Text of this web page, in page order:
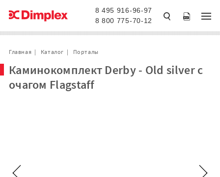
8 495 916-96-97
8 800 775-70-12
Главная Каталог Порталы
Каминокомплект Derby - Old silver с
очагом Flagstaff